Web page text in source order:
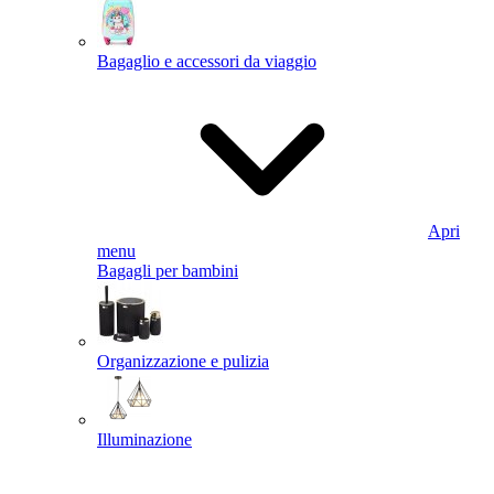
Bagaglio e accessori da viaggio
Apri
menu
Bagagli per bambini
Organizzazione e pulizia
Illuminazione